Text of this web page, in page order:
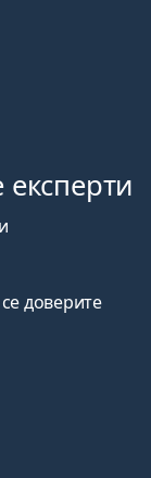
доверите